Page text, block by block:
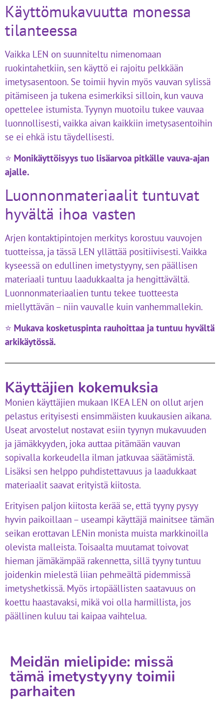
Käyttömukavuutta monessa
tilanteessa
Vaikka LEN on suunniteltu nimenomaan
ruokintahetkiin, sen käyttö ei rajoitu pelkkään
imetysasentoon. Se toimii hyvin myös vauvan sylissä
pitämiseen ja tukena esimerkiksi silloin, kun vauva
opettelee istumista. Tyynyn muotoilu tukee vauvaa
luonnollisesti, vaikka aivan kaikkiin imetysasentoihin
se ei ehkä istu täydellisesti.
⭐ Monikäyttöisyys tuo lisäarvoa pitkälle vauva-ajan
ajalle.
Luonnonmateriaalit tuntuvat
hyvältä ihoa vasten
Arjen kontaktipintojen merkitys korostuu vauvojen
tuotteissa, ja tässä LEN yllättää positiivisesti. Vaikka
kyseessä on edullinen imetystyyny, sen päällisen
materiaali tuntuu laadukkaalta ja hengittävältä.
Luonnonmateriaalien tuntu tekee tuotteesta
miellyttävän – niin vauvalle kuin vanhemmallekin.
⭐ Mukava kosketuspinta rauhoittaa ja tuntuu hyvältä
arkikäytössä.
Käyttäjien kokemuksia
Monien käyttäjien mukaan IKEA LEN on ollut arjen
pelastus erityisesti ensimmäisten kuukausien aikana.
Useat arvostelut nostavat esiin tyynyn mukavuuden
ja jämäkkyyden, joka auttaa pitämään vauvan
sopivalla korkeudella ilman jatkuvaa säätämistä.
Lisäksi sen helppo puhdistettavuus ja laadukkaat
materiaalit saavat erityistä kiitosta.
Erityisen paljon kiitosta kerää se, että tyyny pysyy
hyvin paikoillaan – useampi käyttäjä mainitsee tämän
seikan erottavan LENin monista muista markkinoilla
olevista malleista. Toisaalta muutamat toivovat
hieman jämäkämpää rakennetta, sillä tyyny tuntuu
joidenkin mielestä liian pehmeältä pidemmissä
imetyshetkissä. Myös irtopäällisten saatavuus on
koettu haastavaksi, mikä voi olla harmillista, jos
päällinen kuluu tai kaipaa vaihtelua.
Meidän mielipide: missä
tämä imetystyyny toimii
parhaiten